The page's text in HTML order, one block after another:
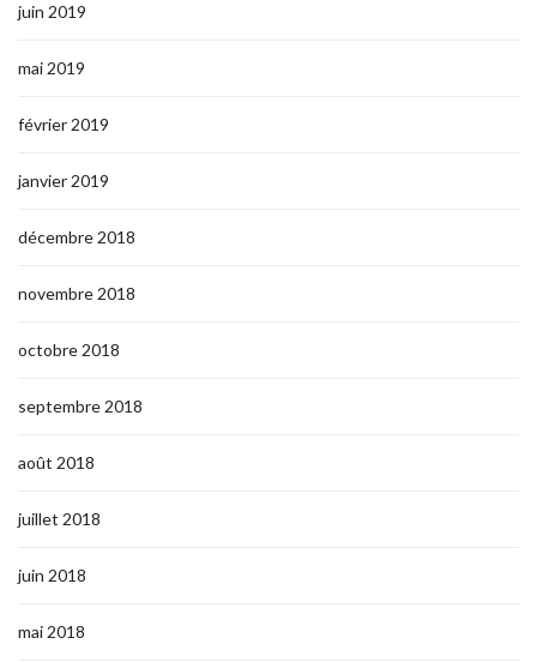
juin 2019
mai 2019
février 2019
janvier 2019
décembre 2018
novembre 2018
octobre 2018
septembre 2018
août 2018
juillet 2018
juin 2018
mai 2018